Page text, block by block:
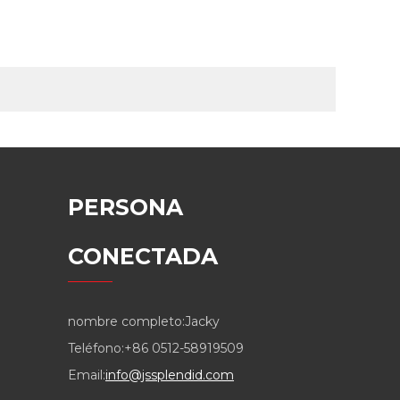
PERSONA
CONECTADA
nombre completo:Jacky
Teléfono:+86 0512-58919509
Email:info@jssplendid.com